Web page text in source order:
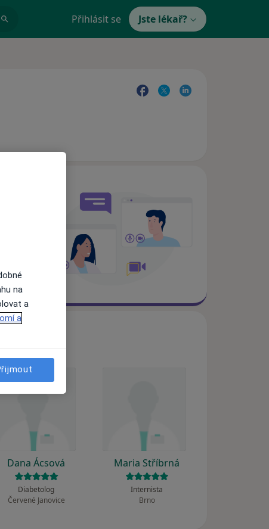
Přihlásit se Jste lékař?
Dana Ácsová
Diabetolog
Červené Janovice
Maria Stříbrná
Internista
Brno
na
a
a